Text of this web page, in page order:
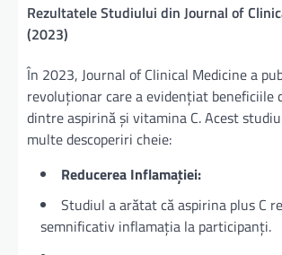
Rezultatele Studiului din Journal of
(2023)
În 2023, Journal of Clinical Medicine a
revoluționar care a evidențiat beneficiile
dintre aspirină și vitamina C. Acest
multe descoperiri cheie:
Reducerea Inflamației:
Studiul a arătat că aspirina plus C
semnificativ inflamația la participanți.